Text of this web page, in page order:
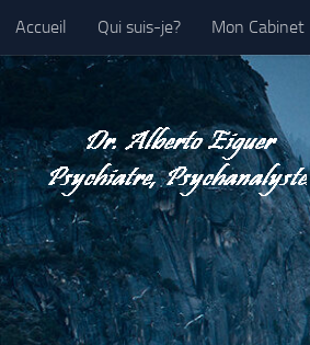
Au dessous du contenu
Accueil Qui suis-je? Mon Cabinet
Galerie-Photo Contacts Mes